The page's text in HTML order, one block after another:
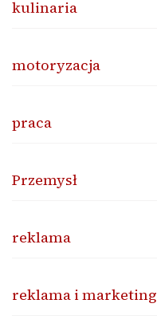
kulinaria
motoryzacja
praca
Przemysł
reklama
reklama i marketing